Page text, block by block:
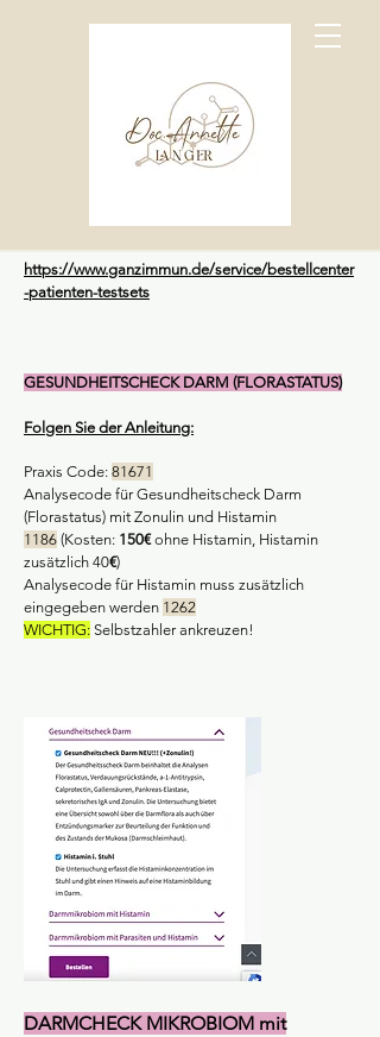
https://www.ganzimmun.de/service/bestellcenter
-patienten-testsets
GESUNDHEITSCHECK DARM (FLORASTATUS)
Folgen Sie der Anleitung:
Praxis Code: 81671
Analysecode für Gesundheitscheck Darm
(Florastatus) mit Zonulin und Histamin
1186 (Kosten: 150€ohne Histamin, Histamin
zusätzlich 40€)
Analysecode für Histamin muss zusätzlich
eingegeben werden 1262
WICHTIG: Selbstzahler ankreuzen!
DARMCHECK MIKROBIOM mit